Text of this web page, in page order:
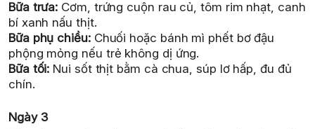
Bữa trưa: Cơm, trứng cuộn rau củ, tôm rim nhạt, canh
bí xanh nấu thịt.
Bữa phụ chiều:Chuối hoặc bánh mì phết bơ đậu
phộng mỏng nếu trẻ không dị ứng.
Bữa tối: Nui sốt thịt bằm cà chua, súp lơ hấp, đu đủ
chín.
Ngày 3